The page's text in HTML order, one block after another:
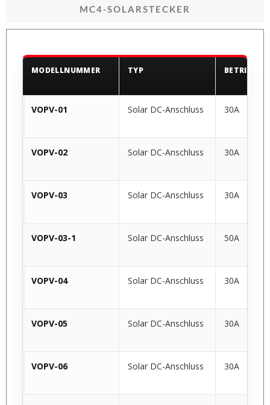
MC4-SOLARSTECKER
MODELLNUMMER TYP
VOPV-01 Solar DC-Anschluss 30A
VOPV-02 Solar DC-Anschluss 30A
VOPV-03 Solar DC-Anschluss 30A
VOPV-03-1 Solar DC-Anschluss 50A
VOPV-04 Solar DC-Anschluss 30A
VOPV-05 Solar DC-Anschluss 30A
VOPV-06 Solar DC-Anschluss 30A